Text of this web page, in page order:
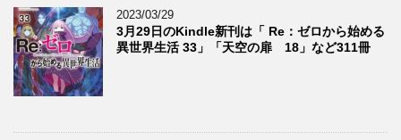
2023/03/29
3月29日のKindle新刊は「 Re：ゼロから始める
異世界生活 33」「天空の扉 18」など311冊